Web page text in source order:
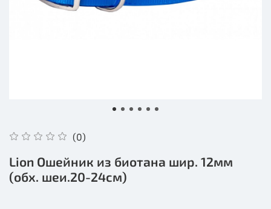
(0)
Lion Ошейник из биотана шир. 12мм
(обх. шеи.20-24см)